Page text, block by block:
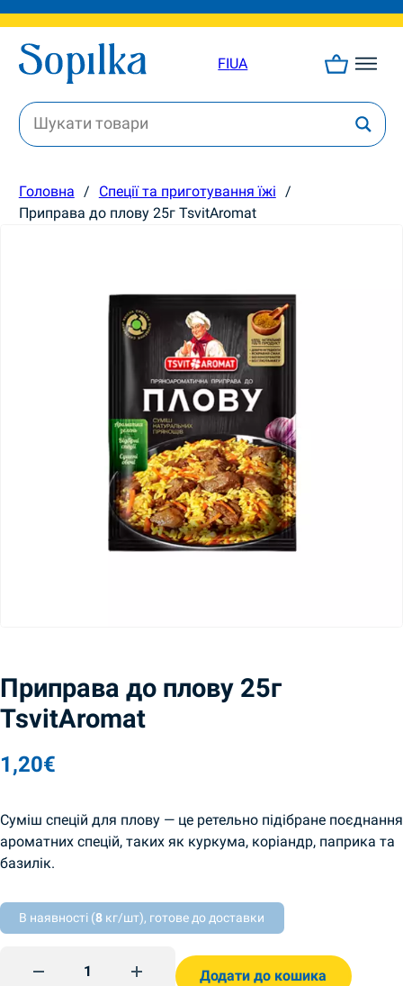
FIUA
Головна / Спеції та приготування їжі /
Приправа до плову 25г TsvitAromat
Приправа до плову 25г
TsvitAromat
1,20€
Суміш спецій для плову — це ретельно підібране поєднання
ароматних спецій, таких як куркума, коріандр, паприка та
базилік.
В наявності (8 кг/шт), готове до доставки
Приправа до плову 25г TsvitAromat quantity
Додати до кошика